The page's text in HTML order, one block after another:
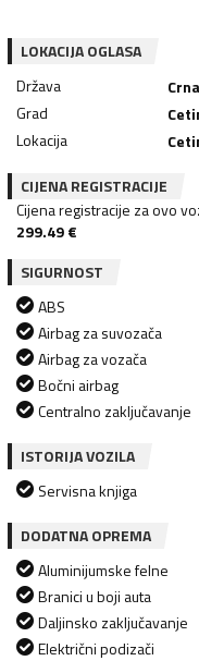
LOKACIJA OGLASA
Država
Grad
Lokacija
CIJENA REGISTRACIJE
Cijena registracije za ovo
299.49€
SIGURNOST
ABS
Airbag za suvozača
Airbag za vozača
Bočni airbag
Centralno zaključavanje
ISTORIJA VOZILA
Servisna knjiga
DODATNA OPREMA
Aluminijumske felne
Branici u boji auta
Daljinsko zaključavanje
Električni podizači